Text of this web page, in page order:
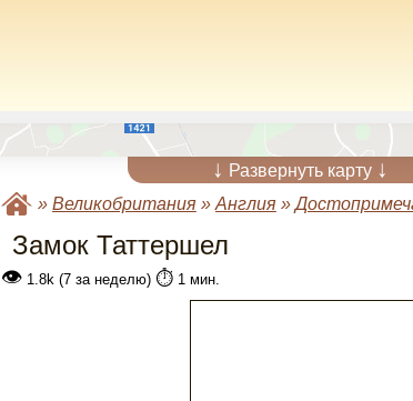
↓ Развернуть карту ↓
» Великобритания» Англия»
Замок Таттершел
👁1.8k (7 за неделю) ⏱️1 мин.